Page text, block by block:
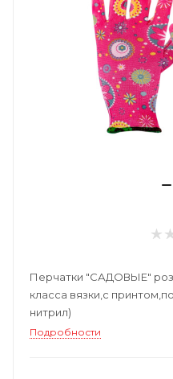
Перчатки "САДОВЫЕ"
класса вязки,с
нитрил)
Подробности